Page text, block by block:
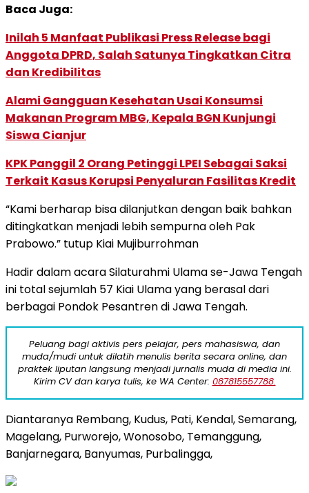
Baca Juga:
Inilah 5 Manfaat Publikasi Press Release bagi
Anggota DPRD, Salah Satunya Tingkatkan Citra
dan Kredibilitas
Alami Gangguan Kesehatan Usai Konsumsi
Makanan Program MBG, Kepala BGN Kunjungi
Siswa Cianjur
KPK Panggil 2 Orang Petinggi LPEI Sebagai Saksi
Terkait Kasus Korupsi Penyaluran Fasilitas Kredit
“Kami berharap bisa dilanjutkan dengan baik bahkan
ditingkatkan menjadi lebih sempurna oleh Pak
Prabowo.” tutup Kiai Mujiburrohman
Hadir dalam acara Silaturahmi Ulama se-Jawa Tengah
ini total sejumlah 57 Kiai Ulama yang berasal dari
berbagai Pondok Pesantren di Jawa Tengah.
Peluang bagi aktivis pers pelajar, pers mahasiswa, dan
muda/mudi untuk dilatih menulis berita secara online, dan
praktek liputan langsung menjadi jurnalis muda di media ini.
Kirim CV dan karya tulis, ke WA Center: 087815557788.
Diantaranya Rembang, Kudus, Pati, Kendal, Semarang,
Magelang, Purworejo, Wonosobo, Temanggung,
Banjarnegara, Banyumas, Purbalingga,